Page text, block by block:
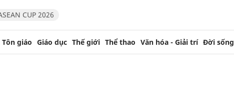
CUP 2026
Tôn giáo Giáo dục Thế giới Thể thao Văn hóa - Giải trí Đời sống